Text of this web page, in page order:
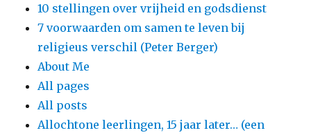
10 stellingen over vrijheid en godsdienst
7 voorwaarden om samen te leven bij
religieus verschil (Peter Berger)
About Me
All pages
All posts
Allochtone leerlingen, 15 jaar later… (een